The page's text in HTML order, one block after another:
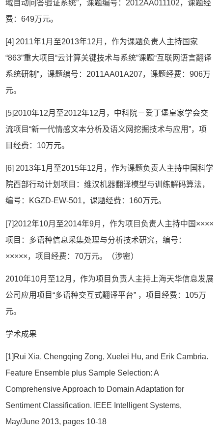
域自动问答验证系统”，课题编号：2012AA011102，课题经
费：649万元。
[4] 2011年1月至2013年12月，作为课题负责人主持国家
“863”重大项目“云计算关键技术与系统”课题“互联网语言翻译
系统研制”，课题编号：2011AA01A207，课题经费：906万
元。
[5]2010年12月至2012年12月，中科院－爱丁堡皇家学会交
流项目“新一代情感文本分析及语义网挖掘技术与应用”，项
目经费：10万元。
[6] 2013年1月至2015年12月，作为课题负责人主持中国科学
院西部行动计划项目：维汉机器翻译模型与训练解码算法，
编号：KGZD-EW-501，课题经费：160万元。
[7]2012年10月至2014年9月，作为项目负责人主持中国××××
项目：多语种信息采集处理与分析技术研究，编号：
×××××，项目经费：70万元。（涉密）
2010年10月至12月，作为项目负责人主持上海天华信息发展
公司应用项目“多语种交互式翻译平台” ，项目经费：105万
元。
学术成果
[1]Rui Xia, Chengqing Zong, Xuelei Hu, and Erik Cambria.
Feature Ensemble plus Sample Selection: A
Comprehensive Approach to Domain Adaptation for
Sentiment Classification. IEEE Intelligent Systems,
May/June 2013, pages 10-18